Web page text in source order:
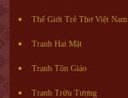
Thế Giới Trẻ Thơ Việt Nam
Tranh Hai Mặt
Tranh Tôn Giáo
Tranh Trừu Tượng